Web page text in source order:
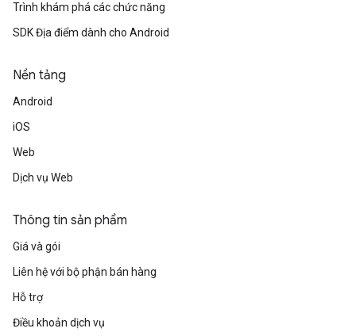
Trình khám phá các chức năng
SDK Địa điểm dành cho Android
Nền tảng
Android
iOS
Web
Dịch vụ Web
Thông tin sản phẩm
Giá và gói
Liên hệ với bộ phận bán hàng
Hỗ trợ
Điều khoản dịch vụ